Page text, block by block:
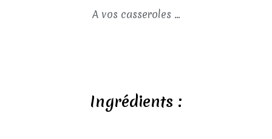
A vos casseroles ...
Ingrédients :